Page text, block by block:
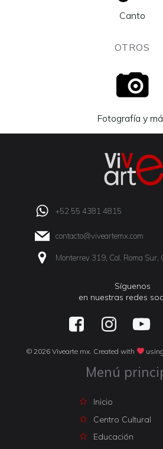
Canto
OTROS
Fotografía y
+52 55 4381 4815
contacto@viveartemx.com
Monterrey 319, Col. Roma Sur,
Síguenos
en nuestras redes
© 2026 Vivearte mx. Created with
Menú
Inicio
Centro Cultural
Educación